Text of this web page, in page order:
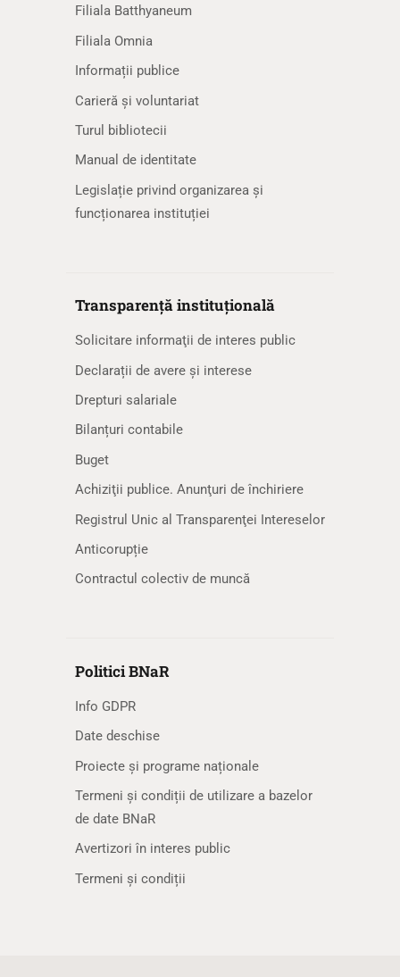
Filiala Batthyaneum
Filiala Omnia
Informații publice
Carieră și voluntariat
Turul bibliotecii
Manual de identitate
Legislație privind organizarea și
funcționarea instituției
Transparență instituțională
Solicitare informaţii de interes public
Declarații de avere și interese
Drepturi salariale
Bilanțuri contabile
Buget
Achiziţii publice. Anunţuri de închiriere
Registrul Unic al Transparenţei Intereselor
Anticorupție
Contractul colectiv de muncă
Politici BNaR
Info GDPR
Date deschise
Proiecte și programe naționale
Termeni și condiții de utilizare a bazelor
de date BNaR
Avertizori în interes public
Termeni și condiții